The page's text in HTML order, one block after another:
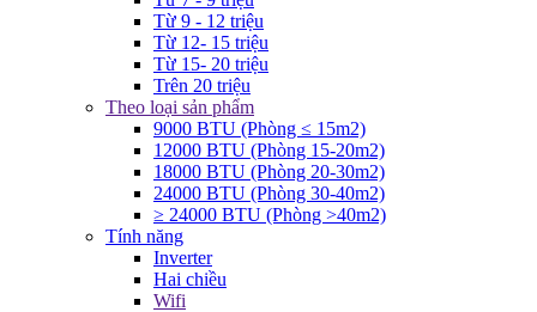
Từ 9 - 12 triệu
Từ 12- 15 triệu
Từ 15- 20 triệu
Trên 20 triệu
Theo loại sản phẩm
9000 BTU (Phòng ≤ 15m2)
12000 BTU (Phòng 15-20m2)
18000 BTU (Phòng 20-30m2)
24000 BTU (Phòng 30-40m2)
≥ 24000 BTU (Phòng >40m2)
Tính năng
Inverter
Hai chiều
Wifi